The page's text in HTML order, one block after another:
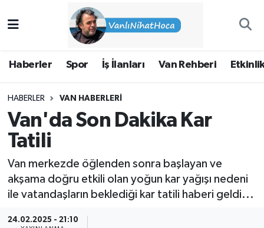
Haberler Spor İş İlanları Van Rehberi
HABERLER VAN HABERLERI
Van'da Son Dakika Kar
Tatili
Van merkezde öğlenden sonra başlayan ve
akşama doğru etkili olan yoğun kar yağışı nedeni
ile vatandaşların beklediği kar tatili haberi geldi...
24.02.2025 - 21:10
Van Rehberi
Etkinlikler
Köşe Yazıları
Hakkımda
İpekyolu Nöbetçi Eczaneler
Süper Lig Puan Durumu ve Fikstür
Tüm Manşetler
Son Dakika Haberleri
Haber Arşivi